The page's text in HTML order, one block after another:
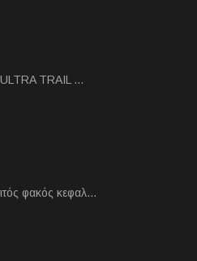
TRAIL …
φακός κεφαλ…